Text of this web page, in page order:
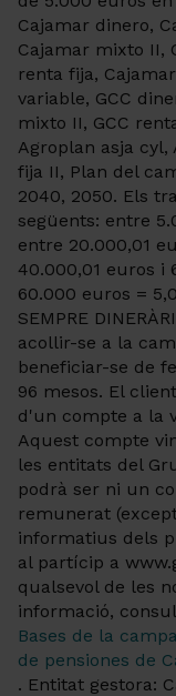
Cajamar dinero,
Cajamar mixto II,
renta fija,
variable, GCC
mixto II, GCC
Agroplan asja
fija II, Plan del
2040, 2050. Els
següents: entre
entre 20.000,01
40.000,01 euros i
60.000 euros =
SEMPRE
acollir-se a la
beneficiar-se de
96 mesos. El
d'un compte a la
Aquest compte
les entitats del
podrà ser ni un
remunerat
informatius dels
al partícip a
qualsevol de les
informació,
Bases de la
de pensiones de
. Entitat gestora: